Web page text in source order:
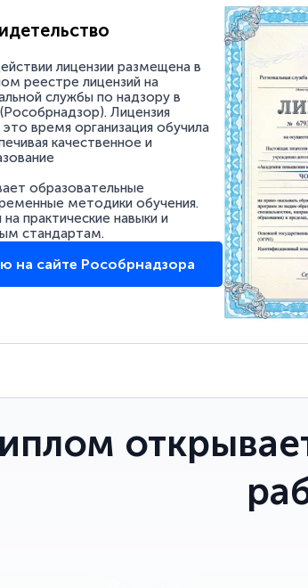
лицензии размещена в
реестре лицензий на
службы по надзору в
Лицензия
время организация обучила
качественное и
образовательные
методики обучения.
практические навыки и
стандартам.
на сайте Рособрнадзора